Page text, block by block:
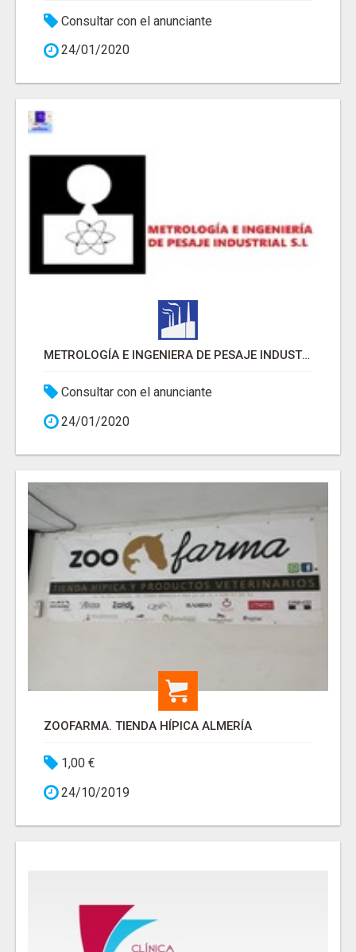
Consultar con el anunciante
24/01/2020
METROLOGÍA E INGENIERA DE PESAJE INDUSTRIAL
Consultar con el anunciante
24/01/2020
ZOOFARMA. TIENDA HÍPICA ALMERÍA
1,00 €
24/10/2019